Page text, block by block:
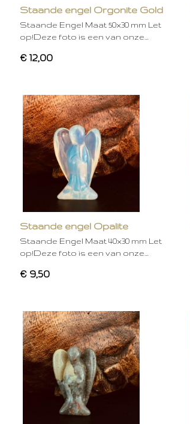
Staande engel Orgonite Gold
Staande Engel Maat 50x30 mm Let
op!Deze foto is een van onze…
€ 12,00
Staande engel Opalite
Staande Engel Maat 40x30 mm Let
op!Deze foto is een van onze…
€ 9,50